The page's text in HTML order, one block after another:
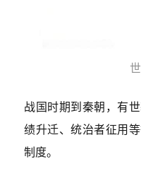
战国时期到秦朝，有
绩升迁、统治者征用
制度。